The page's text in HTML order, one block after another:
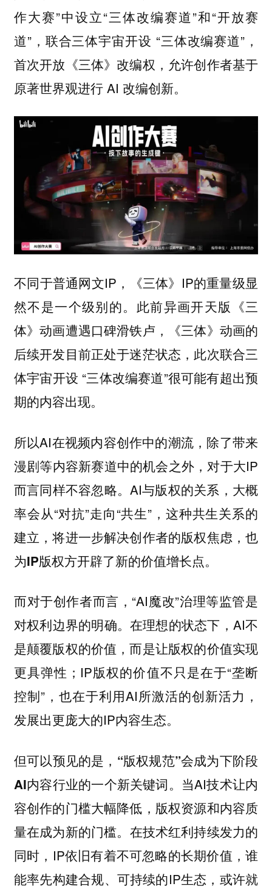
作大赛”中设立“三体改编赛道”和“开放赛
道”，联合三体宇宙开设 “三体改编赛道”，
首次开放《三体》改编权，允许创作者基于
原著世界观进行 AI 改编创新。
不同于普通网文IP，《三体》IP的重量级显
然不是一个级别的。此前异画开天版《三
体》动画遭遇口碑滑铁卢，《三体》动画的
后续开发目前正处于迷茫状态，此次联合三
体宇宙开设 “三体改编赛道”很可能有超出预
期的内容出现。
所以AI在视频内容创作中的潮流，除了带来
漫剧等内容新赛道中的机会之外，对于大IP
而言同样不容忽略。AI与版权的关系，大概
率会从“对抗”走向“共生”， 这种共生关系的
建立，将进一步解决创作者的版权焦虑，也
为IP版权方开辟了新的价值增长点。
而对于创作者而言，“AI魔改”治理等监管是
对权利边界的明确。在理想的状态下，AI不
是颠覆版权的价值，而是让版权的价值实现
更具弹性；IP版权的价值不只是在于“垄断
控制”，也在于利用AI所激活的创新活力，
发展出更庞大的IP内容生态。
但可以预见的是，“版权规范”会成为下阶段
AI内容行业的一个新关键词。 当AI技术让内
容创作的门槛大幅降低， 版权资源和内容质
量在成为新的门槛。 在技术红利持续发力的
同时，IP依旧有着不可忽略的长期价值，谁
能率先构建合规、可持续的IP生态，或许就